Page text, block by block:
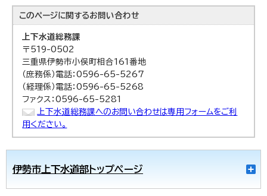
このページに関するお問い合わせ
上下水道総務課
〒519-0502
三重県伊勢市小俣町相合161番地
（庶務係）電話：0596-65-5267
（経理係）電話：0596-65-5268
ファクス：0596-65-5281
上下水道総務課へのお問い合わせは専用フォームをご利
用ください。
伊勢市上下水道部トップページ